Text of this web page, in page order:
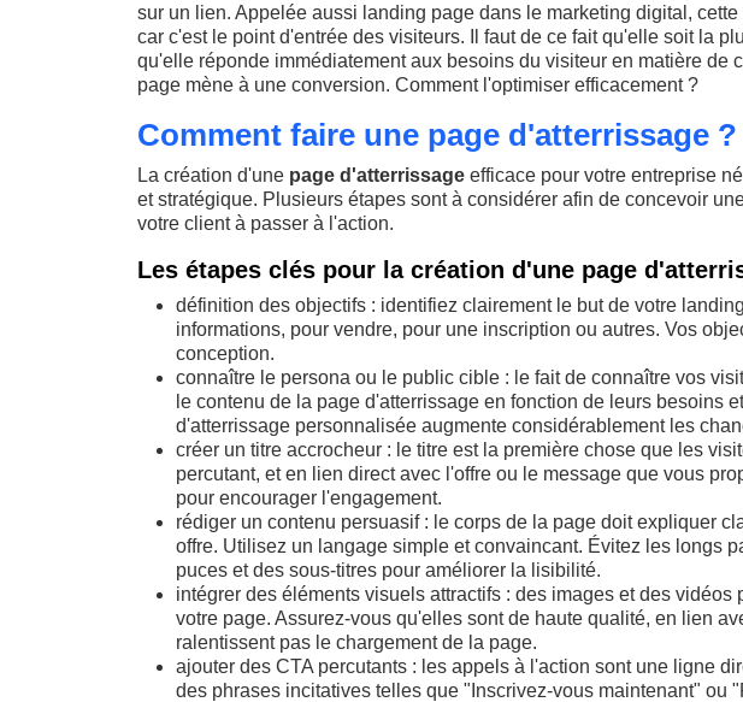
sur un lien. Appelée aussi landing page dans le marketing digital,
car c'est le point d'entrée des visiteurs. Il faut de ce fait qu'elle soit la
qu'elle réponde immédiatement aux besoins du visiteur en matière de
page mène à une conversion. Comment l'optimiser efficacement ?
Comment faire une page d'atterrissage ?
La création d'une page d'atterrissage efficace pour votre entreprise
et stratégique. Plusieurs étapes sont à considérer afin de concevoir
votre client à passer à l'action.
Les étapes clés pour la création d'une page
définition des objectifs : identifiez clairement le but de votre
informations, pour vendre, pour une inscription ou autres. Vos
conception.
connaître le persona ou le public cible : le fait de connaître vos
le contenu de la page d'atterrissage en fonction de leurs besoins
d'atterrissage personnalisée augmente considérablement les
créer un titre accrocheur : le titre est la première chose que les
percutant, et en lien direct avec l'offre ou le message que vous
pour encourager l'engagement.
rédiger un contenu persuasif : le corps de la page doit expliquer
offre. Utilisez un langage simple et convaincant. Évitez les longs
puces et des sous-titres pour améliorer la lisibilité.
intégrer des éléments visuels attractifs : des images et des vidéos
votre page. Assurez-vous qu'elles sont de haute qualité, en lien
ralentissent pas le chargement de la page.
ajouter des CTA percutants : les appels à l'action sont une ligne
des phrases incitatives telles que "Inscrivez-vous maintenant" ou